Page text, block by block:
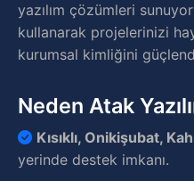
yazılım çözümleri
kullanarak projelerinizi
kurumsal kimliğini
Neden Atak
Kısıklı, Onikişubat,
yerinde destek imkanı.